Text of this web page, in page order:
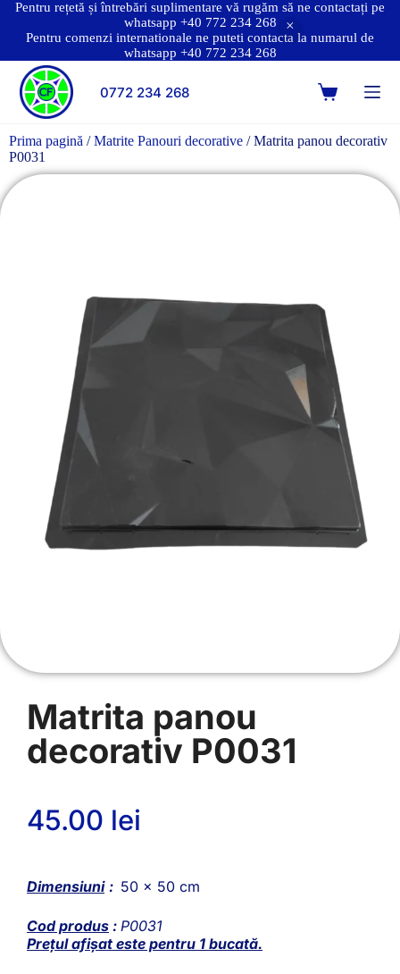
Pentru rețetă și întrebări suplimentare vă rugăm să ne contactați pe
whatsapp +40 772 234 268
Pentru comenzi internationale ne puteti contacta la numarul de
whatsapp +40 772 234 268
0772 234 268
Prima pagină /Matrite Panouri decorative / Matrita panou decorativ
P0031
Matrita panou
decorativ P0031
45.00 lei
Dimensiuni : 50 x 50 cm
Cod produs : P0031
Prețul afișat este pentru 1 bucată.